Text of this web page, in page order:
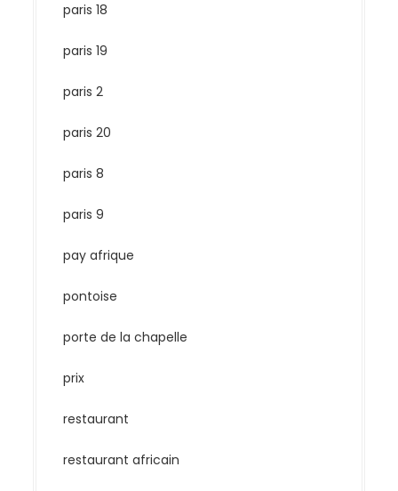
paris 18
paris 19
paris 2
paris 20
paris 8
paris 9
pay afrique
pontoise
porte de la chapelle
prix
restaurant
restaurant africain